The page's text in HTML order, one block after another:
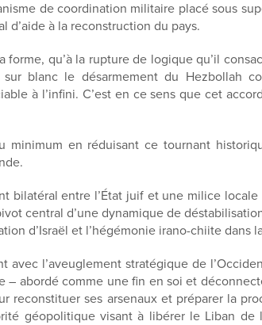
de coordination militaire placé sous
à la reconstruction du pays.
qu’à la rupture de logique qu’il
blanc le désarmement du Hezbollah
à l’infini. C’est en ce sens que cet
en réduisant ce tournant
bilatéral entre l’État juif et une milice locale
central d’une dynamique de
d’Israël et l’hégémonie irano-chiite dans
l’aveuglement stratégique de
– abordé comme une fin en soi et
reconstituer ses arsenaux et préparer la
géopolitique visant à libérer le Liban de